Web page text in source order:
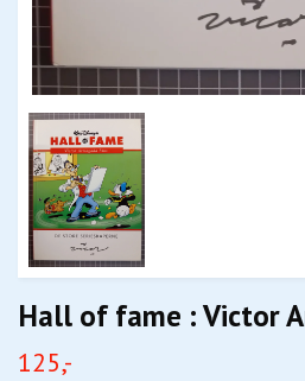
Hall of fame : Victor
125,-